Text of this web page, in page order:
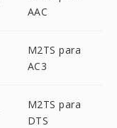
AAC
M2TS para
AC3
M2TS para
DTS